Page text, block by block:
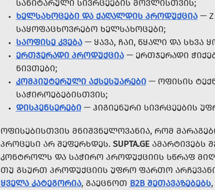
ᲡᲐᲜᲘᲢᲐᲠᲣᲚᲘ ᲡᲘᲕᲠᲪᲔᲔᲑᲘᲡ ᲛᲝᲕᲚᲘᲡᲗᲕᲘᲡ;
ᲮᲔᲚᲡᲐᲮᲝᲪᲔᲑᲘ ᲓᲐ ᲥᲐᲦᲐᲚᲓᲘᲡ ᲞᲠᲝᲓᲣᲥᲪᲘᲐ— Z
ᲡᲐᲧᲝᲤᲐᲪᲮᲝᲕᲠᲔᲑᲝ ᲮᲔᲚᲡᲐᲮᲝᲪᲔᲑᲘ;
ᲡᲐᲝᲤᲘᲡᲔ ᲙᲕᲔᲑᲐ— ᲧᲐᲕᲐ, ᲩᲐᲘ, ᲬᲧᲐᲚᲘ ᲓᲐ ᲡᲮᲕᲐ
ᲔᲠᲗᲯᲔᲠᲐᲓᲘ ᲞᲠᲝᲓᲣᲥᲪᲘᲐ— ᲔᲠᲗᲯᲔᲠᲐᲓᲘ
ᲜᲘᲕᲗᲔᲑᲘ;
ᲙᲝᲛᲞᲘᲣᲢᲔᲠᲣᲚᲘ ᲐᲥᲡᲔᲡᲣᲐᲠᲔᲑᲘ— ᲝᲤᲘᲡᲘᲡ
ᲡᲐᲭᲘᲠᲝᲔᲑᲔᲑᲘᲡᲗᲕᲘᲡ;
ᲓᲘᲡᲞᲔᲜᲡᲔᲠᲔᲑᲘ— ᲰᲘᲒᲘᲔᲜᲣᲠᲘ ᲡᲘᲕᲠᲪᲔᲔᲑᲘᲡ
ᲝᲤᲘᲡᲔᲑᲘᲡᲗᲕᲘᲡ ᲛᲜᲘᲨᲕᲜᲔᲚᲝᲕᲐᲜᲘᲐ, ᲠᲝᲛ
ᲞᲠᲝᲪᲔᲡᲘ ᲐᲠ ᲨᲔᲤᲔᲠᲮᲓᲔᲡ. SUPTA.GEᲐᲛᲐᲠᲢᲘᲕᲔᲑᲡ
ᲙᲝᲜᲢᲠᲝᲚᲡ ᲓᲐ ᲡᲐᲭᲘᲠᲝ ᲞᲠᲝᲓᲣᲥᲪᲘᲘᲡ ᲡᲬᲠᲐᲤ
ᲗᲣ ᲒᲡᲣᲠᲗ ᲞᲠᲝᲓᲣᲥᲪᲘᲘᲡ ᲣᲤᲠᲝ ᲤᲐᲠᲗᲝ
ᲧᲕᲔᲚᲐ ᲙᲐᲢᲔᲒᲝᲠᲘᲐ, ᲒᲐᲔᲪᲜᲝᲗ B2B ᲨᲔᲗᲐᲕᲐᲖᲔᲑᲔᲑᲡ